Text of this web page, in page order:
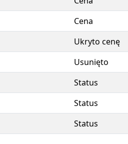
Cena
Ukryto cenę
Usunięto
Status
Status
Status